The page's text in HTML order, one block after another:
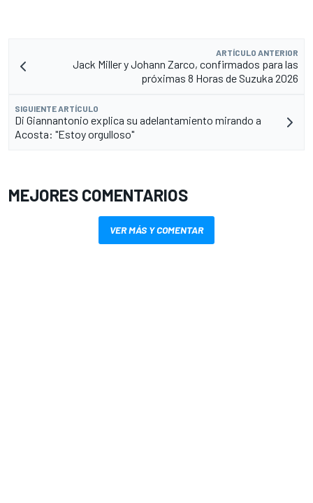
ARTÍCULO ANTERIOR
Jack Miller y Johann Zarco, confirmados para las
próximas 8 Horas de Suzuka 2026
SIGUIENTE ARTÍCULO
Di Giannantonio explica su adelantamiento mirando a
Acosta: "Estoy orgulloso"
MEJORES COMENTARIOS
VER MÁS Y COMENTAR